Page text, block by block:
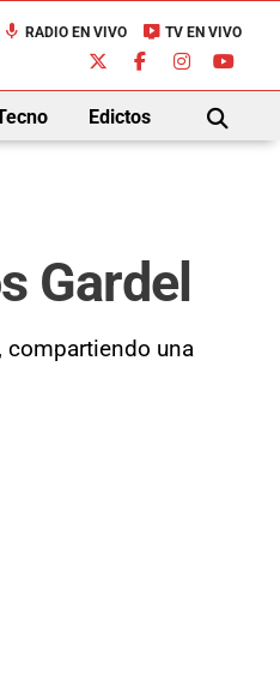
mic RADIO EN VIVO live_tv TV EN VIVO
Edictos
BUSCAR
Gardel
compartiendo una